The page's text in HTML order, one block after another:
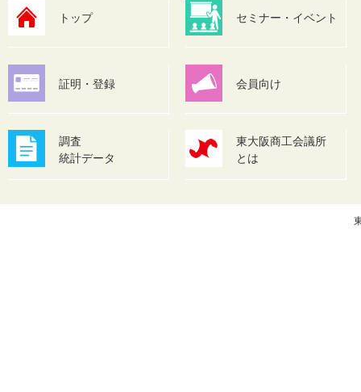
トップ セミナー・イベント
証明・登録 会員向け
調査
統計データ
東大阪商工会議所
とは